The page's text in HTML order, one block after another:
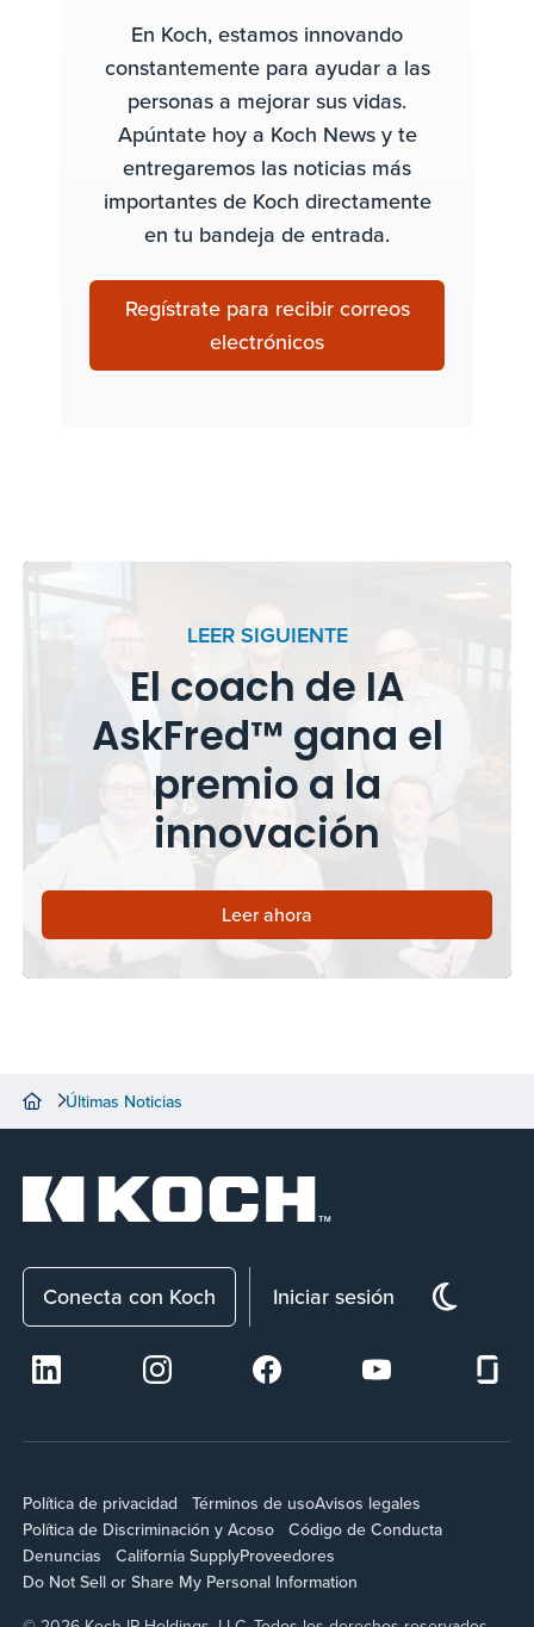
En Koch, estamos innovando
constantemente para ayudar a las
personas a mejorar sus vidas.
Apúntate hoy a Koch News y te
entregaremos las noticias más
importantes de Koch directamente
en tu bandeja de entrada.
Regístrate para recibir correos
electrónicos
LEER SIGUIENTE
El coach de IA
AskFred™ gana el
premio a la
innovación
Leer ahora
Últimas Noticias
Conecta con Koch Iniciar sesión
Política de privacidad Términos de usoAvisos legales
Política de Discriminación y Acoso
Código de Conducta
Denuncias
California SupplyProveedores
Do Not Sell or Share My Personal Information